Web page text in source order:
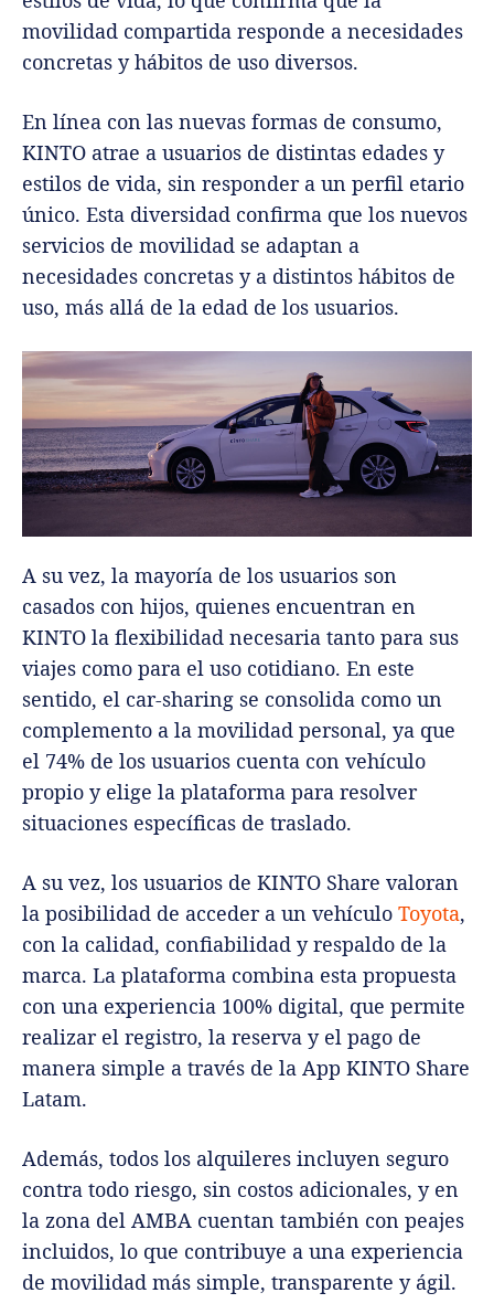
movilidad compartida responde a necesidades
concretas y hábitos de uso diversos.
En línea con las nuevas formas de consumo,
KINTO atrae a usuarios de distintas edades y
estilos de vida, sin responder a un perfil etario
único. Esta diversidad confirma que los nuevos
servicios de movilidad se adaptan a
necesidades concretas y a distintos hábitos de
uso, más allá de la edad de los usuarios.
A su vez, la mayoría de los usuarios son
casados con hijos, quienes encuentran en
KINTO la flexibilidad necesaria tanto para sus
viajes como para el uso cotidiano. En este
sentido, el car-sharing se consolida como un
complemento a la movilidad personal, ya que
el 74% de los usuarios cuenta con vehículo
propio y elige la plataforma para resolver
situaciones específicas de traslado.
A su vez, los usuarios de KINTO Share valoran
la posibilidad de acceder a un vehículo Toyota,
con la calidad, confiabilidad y respaldo de la
marca. La plataforma combina esta propuesta
con una experiencia 100% digital, que permite
realizar el registro, la reserva y el pago de
manera simple a través de la App KINTO Share
Latam.
Además, todos los alquileres incluyen seguro
contra todo riesgo, sin costos adicionales, y en
la zona del AMBA cuentan también con peajes
incluidos, lo que contribuye a una experiencia
de movilidad más simple, transparente y ágil.